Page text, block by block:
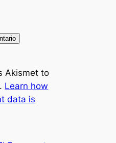
Akismet to
Learn how
data is